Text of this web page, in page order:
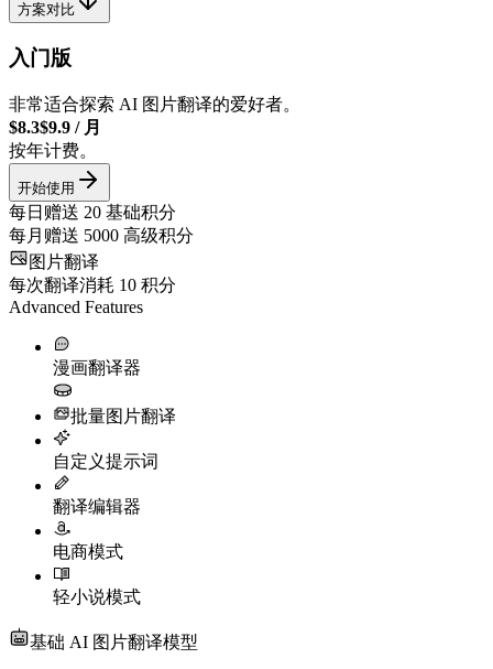
方案对比
入门版
非常适合探索 AI 图片翻译的爱好者。
$8.3$9.9 / 月
按年计费。
开始使用
每日赠送 20 基础积分
每月赠送 5000 高级积分
图片翻译
每次翻译消耗 10 积分
Advanced Features
漫画翻译器
批量图片翻译
自定义提示词
翻译编辑器
电商模式
轻小说模式
基础 AI 图片翻译模型